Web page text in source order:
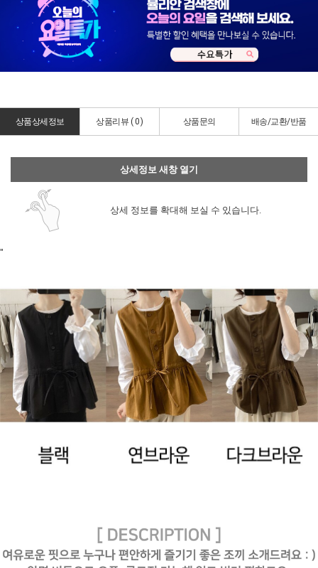
상품상세정보 상품리뷰 (0) 상품문의 배송/교환/반품
상세정보 새창 열기
상세 정보를 확대해 보실 수 있습니다.
"